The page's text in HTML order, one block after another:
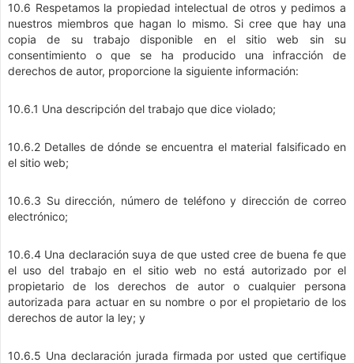
10.6 Respetamos la propiedad intelectual de otros y pedimos a
nuestros miembros que hagan lo mismo. Si cree que hay una
copia de su trabajo disponible en el sitio web sin su
consentimiento o que se ha producido una infracción de
derechos de autor, proporcione la siguiente información:
10.6.1 Una descripción del trabajo que dice violado;
10.6.2 Detalles de dónde se encuentra el material falsificado en
el sitio web;
10.6.3 Su dirección, número de teléfono y dirección de correo
electrónico;
10.6.4 Una declaración suya de que usted cree de buena fe que
el uso del trabajo en el sitio web no está autorizado por el
propietario de los derechos de autor o cualquier persona
autorizada para actuar en su nombre o por el propietario de los
derechos de autor la ley; y
10.6.5 Una declaración jurada firmada por usted que certifique